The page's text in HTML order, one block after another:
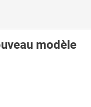
modèle